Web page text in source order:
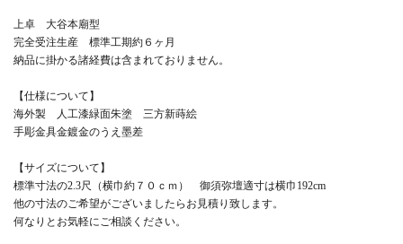
上卓 大谷本廟型
完全受注生産 標準工期約６ヶ月
納品に掛かる諸経費は含まれておりません。
【仕様について】
海外製 人工漆緑面朱塗 三方新蒔絵
手彫金具金鍍金のうえ墨差
【サイズについて】
標準寸法の2.3尺（横巾約７０ｃｍ） 御須弥壇適寸は横巾192cm
他の寸法のご希望がございましたらお見積り致します。
何なりとお気軽にご相談ください。